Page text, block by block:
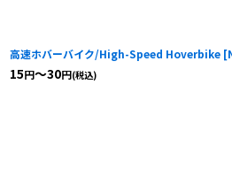
高速ホバーバイク/High-Speed Hoverbike [
15円～30円(税込)